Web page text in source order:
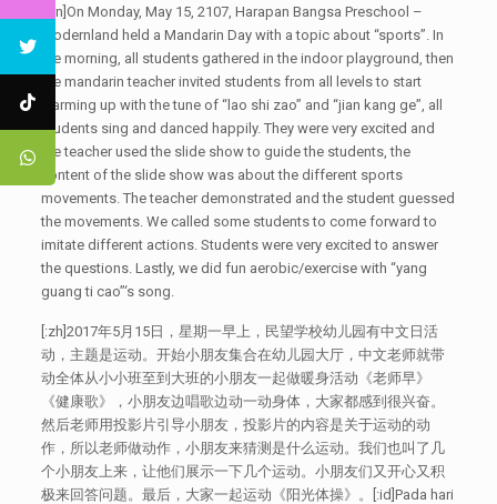
[:en]On Monday, May 15, 2107, Harapan Bangsa Preschool –
Modernland held a Mandarin Day with a topic about “sports”. In
the morning, all students gathered in the indoor playground, then
the mandarin teacher invited students from all levels to start
warming up with the tune of “lao shi zao” and “jian kang ge”, all
students sing and danced happily. They were very excited and
the teacher used the slide show to guide the students, the
content of the slide show was about the different sports
movements. The teacher demonstrated and the student guessed
the movements. We called some students to come forward to
imitate different actions. Students were very excited to answer
the questions. Lastly, we did fun aerobic/exercise with “yang
guang ti cao”‘s song.
[:zh]2017年5月15日，星期一早上，民望学校幼儿园有中文日活
动，主题是运动。开始小朋友集合在幼儿园大厅，中文老师就带
动全体从小小班至到大班的小朋友一起做暖身活动《老师早》
《健康歌》，小朋友边唱歌边动一动身体，大家都感到很兴奋。
然后老师用投影片引导小朋友，投影片的内容是关于运动的动
作，所以老师做动作，小朋友来猜测是什么运动。我们也叫了几
个小朋友上来，让他们展示一下几个运动。小朋友们又开心又积
极来回答问题。最后，大家一起运动《阳光体操》。[:id]Pada hari